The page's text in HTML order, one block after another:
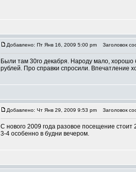
Добавлено: Пт Янв 16, 2009 5:00 pm Заголовок
Были там 30го декабря. Народу мало,
рублей. Про справки спросили. Впечатление
Добавлено: Чт Янв 29, 2009 9:53 pm Заголовок
С нового 2009 года разовое посещение стоит
3-4 особенно в будни вечером.